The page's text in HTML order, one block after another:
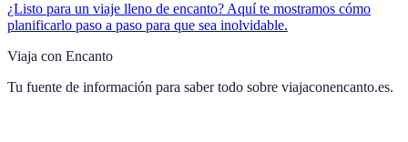
¿Listo para un viaje lleno de encanto? Aquí te mostramos cómo
planificarlo paso a paso para que sea inolvidable.
Viaja con Encanto
Tu fuente de información para saber todo sobre viajaconencanto.es.